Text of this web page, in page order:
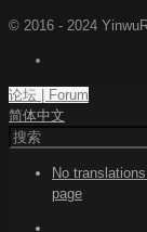
© 2016 - 2024
论坛 | Forum
简体中文
No
page